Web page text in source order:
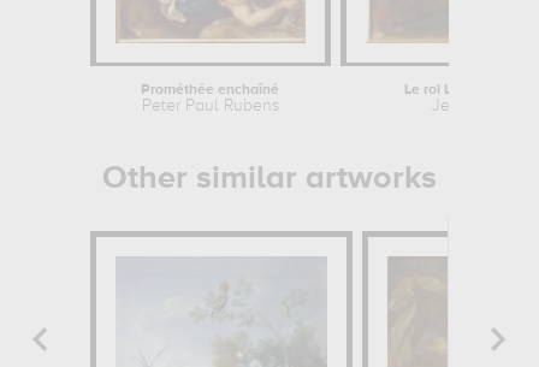
Prométhée enchaîné
Peter Paul Rubens
Le roi Louis VII
Jean-Baptiste
Other similar artworks